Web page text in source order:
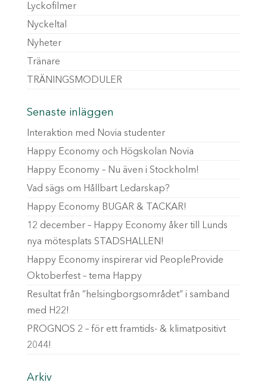
Lyckofilmer
Nyckeltal
Nyheter
Tränare
TRÄNINGSMODULER
Senaste inläggen
Interaktion med Novia studenter
Happy Economy och Högskolan Novia
Happy Economy – Nu även i Stockholm!
Vad sägs om Hållbart Ledarskap?
Happy Economy BUGAR & TACKAR!
12 december – Happy Economy åker till Lunds
nya mötesplats STADSHALLEN!
Happy Economy inspirerar vid PeopleProvide
Oktoberfest – tema Happy
Resultat från ”helsingborgsområdet” i samband
med H22!
PROGNOS 2 – för ett framtids- & klimatpositivt
2044!
Arkiv